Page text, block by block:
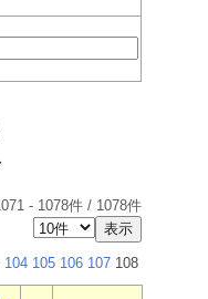
- 1078件 / 1078件
104 105 106 107 108